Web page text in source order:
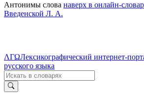
Антонимы слова наверх в онлайн-
Введенской Л. А.
ΛΓΩЛексикографический интернет-
русского языка